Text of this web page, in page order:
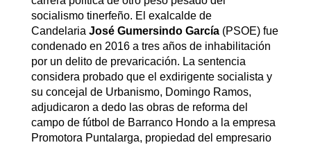
socialismo tinerfeño. El exalcalde de
Candelaria José Gumersindo García(PSOE) fue
condenado en 2016 a tres años de inhabilitación
por un delito de prevaricación. La sentencia
considera probado que el exdirigente socialista y
su concejal de Urbanismo, Domingo Ramos,
adjudicaron a dedo las obras de reforma del
campo de fútbol de Barranco Hondo a la empresa
Promotora Puntalarga, propiedad del empresario